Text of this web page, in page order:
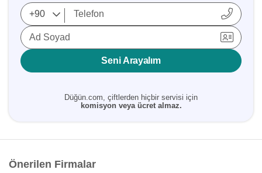
Ad Soyad
Seni Arayalım
Düğün.com, çiftlerden hiçbir servisi için
komisyon veya ücret almaz.
Önerilen Firmalar